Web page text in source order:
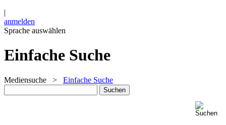
|
anmelden
Sprache auswählen
Einfache Suche
Mediensuche > Einfache Suche